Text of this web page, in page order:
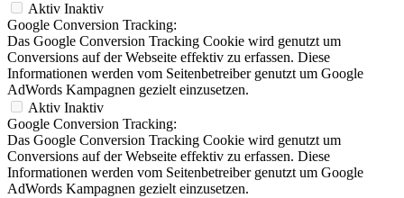
Aktiv Inaktiv
Google Conversion Tracking:
Das Google Conversion Tracking Cookie wird genutzt um
Conversions auf der Webseite effektiv zu erfassen. Diese
Informationen werden vom Seitenbetreiber genutzt um Google
AdWords Kampagnen gezielt einzusetzen.
Aktiv Inaktiv
Google Conversion Tracking:
Das Google Conversion Tracking Cookie wird genutzt um
Conversions auf der Webseite effektiv zu erfassen. Diese
Informationen werden vom Seitenbetreiber genutzt um Google
AdWords Kampagnen gezielt einzusetzen.